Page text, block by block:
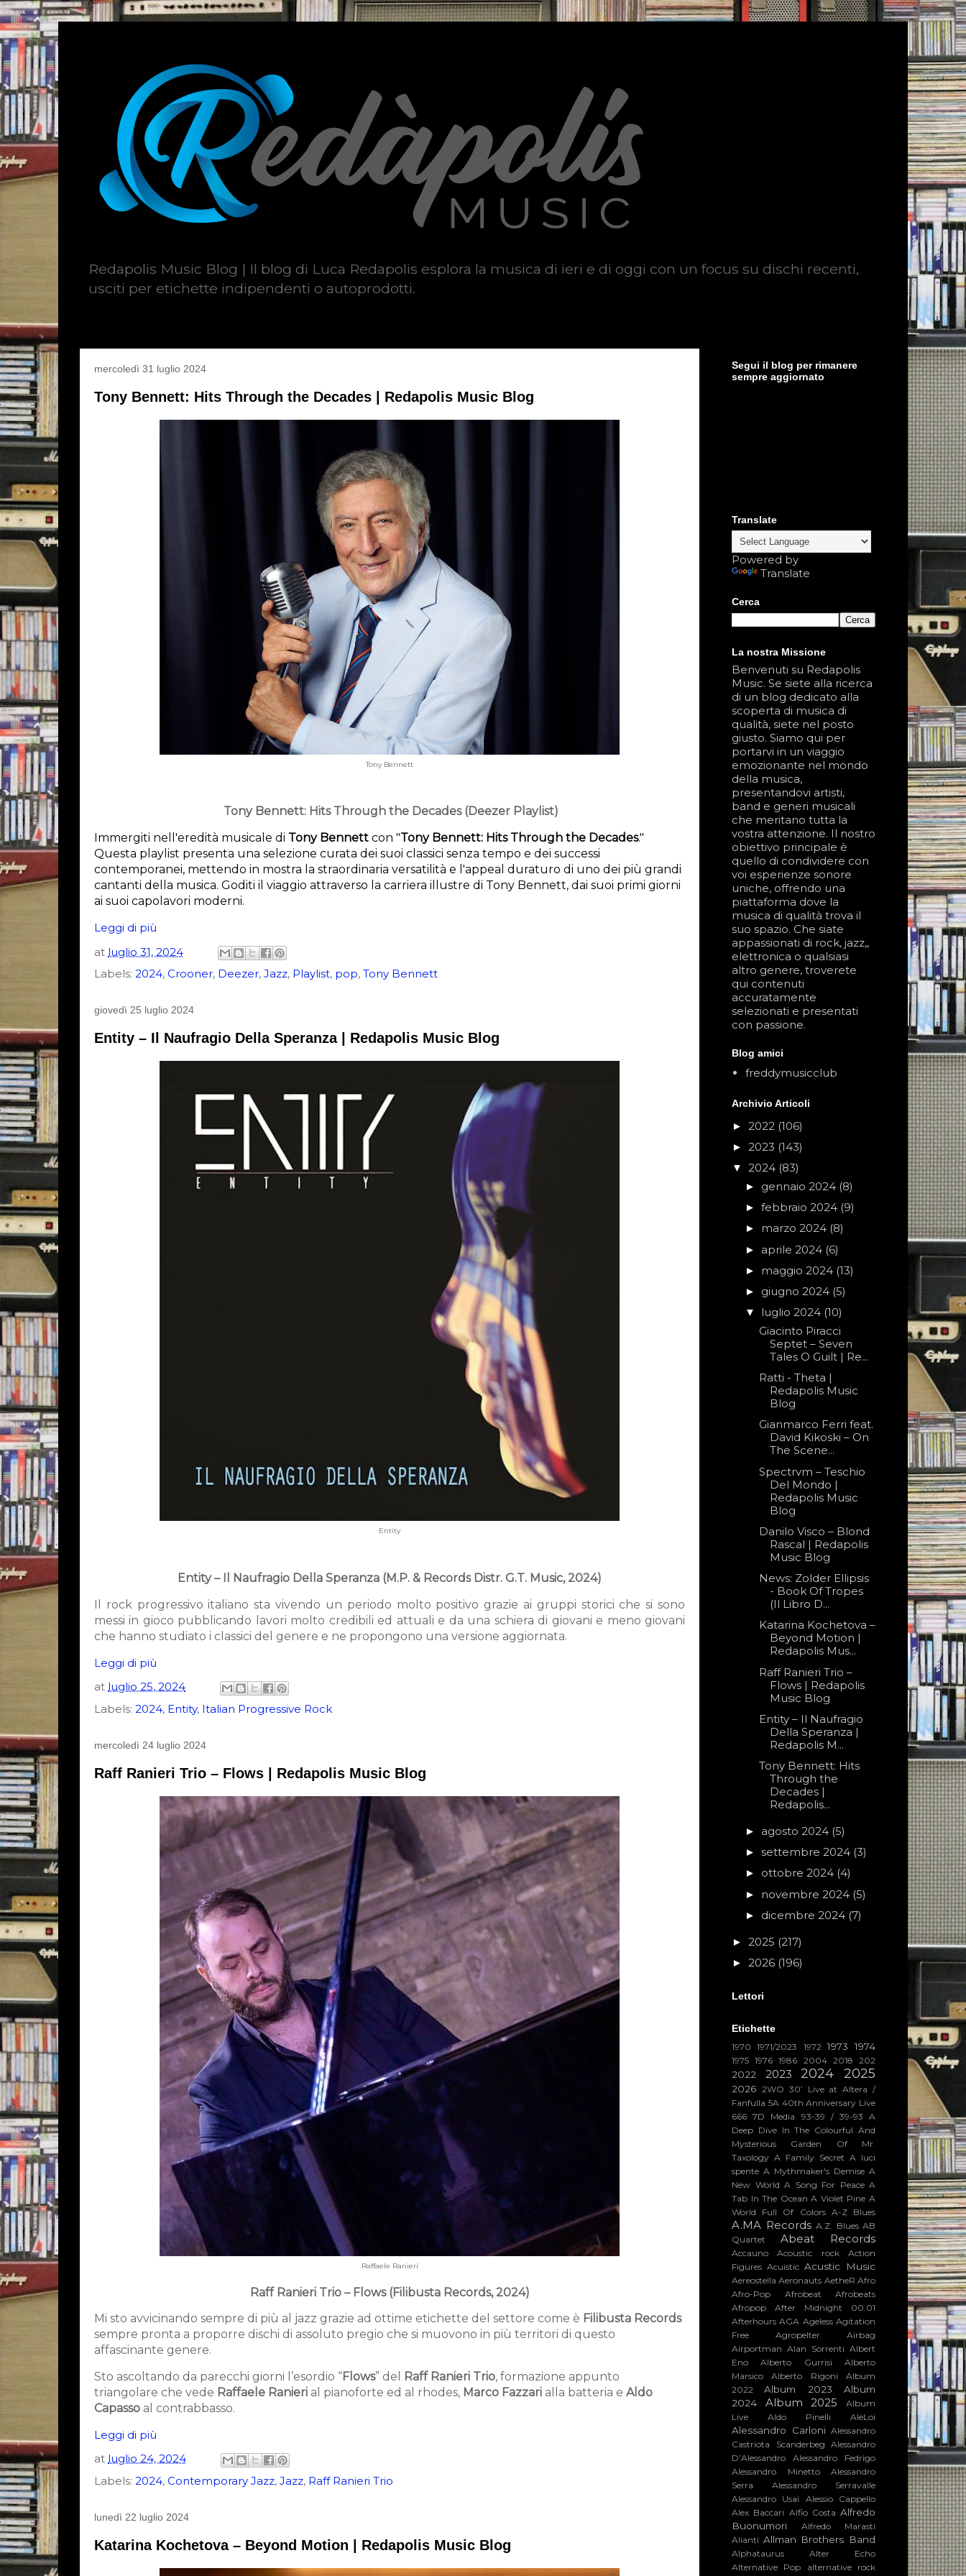
Redapolis Music Blog | Il blog di Luca Redapolis esplora la musica di ieri e di oggi con un focus su dischi recenti,
usciti per etichette indipendenti o autoprodotti.
mercoledì 31 luglio 2024
Tony Bennett: Hits Through the Decades | Redapolis Music Blog
Tony Bennett
Tony Bennett: Hits Through the Decades (Deezer Playlist)
Immergiti nell'eredità musicale di Tony Bennett con "Tony Bennett: Hits Through the Decades."
Questa playlist presenta una selezione curata dei suoi classici senza tempo e dei successi
contemporanei, mettendo in mostra la straordinaria versatilità e l'appeal duraturo di uno dei più grandi
cantanti della musica. Goditi il viaggio attraverso la carriera illustre di Tony Bennett, dai suoi primi giorni
ai suoi capolavori moderni.
Leggi di più
at luglio 31, 2024
Labels: 2024, Crooner, Deezer, Jazz, Playlist, pop, Tony Bennett
giovedì 25 luglio 2024
Entity – Il Naufragio Della Speranza | Redapolis Music Blog
Entity
Entity – Il Naufragio Della Speranza (M.P. & Records Distr. G.T. Music, 2024)
Il rock progressivo italiano sta vivendo un periodo molto positivo grazie ai gruppi storici che si sono
messi in gioco pubblicando lavori molto credibili ed attuali e da una schiera di giovani e meno giovani
che hanno studiato i classici del genere e ne propongono una versione aggiornata.
Leggi di più
at luglio 25, 2024
Labels: 2024, Entity, Italian Progressive Rock
mercoledì 24 luglio 2024
Raff Ranieri Trio – Flows | Redapolis Music Blog
Raffaele Ranieri
Raff Ranieri Trio – Flows (Filibusta Records, 2024)
Mi sto avvicinando sempre di più al jazz grazie ad ottime etichette del settore come è Filibusta Records
sempre pronta a proporre dischi di assoluto pregio che si muovono in più territori di questo
affascinante genere.
Sto ascoltando da parecchi giorni l’esordio “Flows” del Raff Ranieri Trio, formazione appunto
triangolare che vede Raffaele Ranieri al pianoforte ed al rhodes, Marco Fazzari alla batteria e Aldo
Capasso al contrabbasso.
Leggi di più
at luglio 24, 2024
Labels: 2024, Contemporary Jazz, Jazz, Raff Ranieri Trio
lunedì 22 luglio 2024
Katarina Kochetova – Beyond Motion | Redapolis Music Blog
Segui il blog per rimanere
sempre aggiornato
Translate
Powered by
Translate
Cerca
La nostra Missione
Benvenuti su Redapolis
Music. Se siete alla ricerca
di un blog dedicato alla
scoperta di musica di
qualità, siete nel posto
giusto. Siamo qui per
portarvi in un viaggio
emozionante nel mondo
della musica,
presentandovi artisti,
band e generi musicali
che meritano tutta la
vostra attenzione. Il nostro
obiettivo principale è
quello di condividere con
voi esperienze sonore
uniche, offrendo una
piattaforma dove la
musica di qualità trova il
suo spazio. Che siate
appassionati di rock, jazz,,
elettronica o qualsiasi
altro genere, troverete
qui contenuti
accuratamente
selezionati e presentati
con passione.
Blog amici
freddymusicclub
Archivio Articoli
► 2022 (106)
► 2023 (143)
▼ 2024 (83)
► gennaio 2024 (8)
► febbraio 2024 (9)
► marzo 2024 (8)
► aprile 2024 (6)
► maggio 2024 (13)
► giugno 2024 (5)
▼ luglio 2024 (10)
Giacinto Piracci
Septet – Seven
Tales O Guilt | Re...
Ratti - Theta |
Redapolis Music
Blog
Gianmarco Ferri feat.
David Kikoski – On
The Scene...
Spectrvm – Teschio
Del Mondo |
Redapolis Music
Blog
Danilo Visco – Blond
Rascal | Redapolis
Music Blog
News: Zolder Ellipsis
- Book Of Tropes
(Il Libro D...
Katarina Kochetova –
Beyond Motion |
Redapolis Mus...
Raff Ranieri Trio –
Flows | Redapolis
Music Blog
Entity – Il Naufragio
Della Speranza |
Redapolis M...
Tony Bennett: Hits
Through the
Decades |
Redapolis...
► agosto 2024 (5)
► settembre 2024 (3)
► ottobre 2024 (4)
► novembre 2024 (5)
► dicembre 2024 (7)
► 2025 (217)
► 2026 (196)
Lettori
Etichette
1970 1971/2023 1972 1973 1974
1975 1976 1986 2004 2018 202
2022 2023 2024 2025
2026 2WO 30’ Live at Altera /
Fanfulla 5A 40th Anniversary Live
666 7D Media 93-39 / 39-93
A
Deep Dive In The Colourful And
Mysterious Garden Of Mr.
Taxology A Family Secret A luci
spente A Mythmaker's Demise A
New World A Song For Peace A
Tab In The Ocean A Violet Pine A
World Full Of Colors A-Z Blues
A.MA Records A.Z. Blues AB
Quartet
Abeat Records
Accauno Acoustic rock
Action
Figures Acuistic Acustic Music
Aereostella Aeronauts AetheR Afro
Afro-Pop
Afrobeat
Afrobeats
Afropop
After Midnight 00.01
Afterhours AGA Ageless Agitation
Free
Agropelter
Airbag
Airportman Alan Sorrenti Albert
Eno
Alberto Gurrisi
Alberto
Marsico
Alberto Rigoni
Album
2022
Album 2023
Album
2024
Album 2025
Album
Live
Aldo Pinelli AleLoi
Alessandro Carloni Alessandro
Castriota Scanderbeg Alessandro
D’Alessandro
Alessandro Fedrigo
Alessandro Minetto
Alessandro
Serra
Alessandro Serravalle
Alessandro Usai
Alessio Cappello
Alex Baccari Alfio Costa Alfredo
Buonumori
Alfredo Marasti
Alianti Allman Brothers Band
Alphataurus
Alter Echo
Alternative Pop
alternative rock